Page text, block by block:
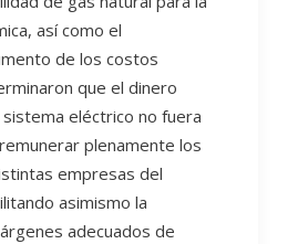
así como el
de los costos
que el dinero
eléctrico no fuera
plenamente los
empresas del
asimismo la
adecuados de